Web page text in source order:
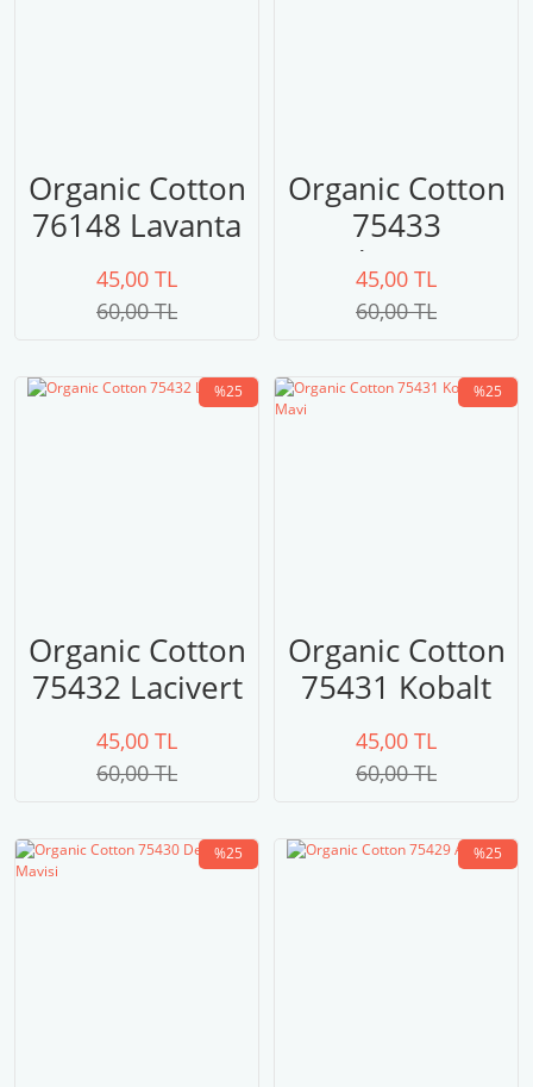
Organic Cotton
76148 Lavanta
45,00 TL
60,00 TL
Organic Cotton
75433
Okyanus
45,00 TL
60,00 TL
%25
Organic Cotton
75432 Lacivert
45,00 TL
60,00 TL
%25
Organic Cotton
75431 Kobalt
Mavi
45,00 TL
60,00 TL
%25 %25